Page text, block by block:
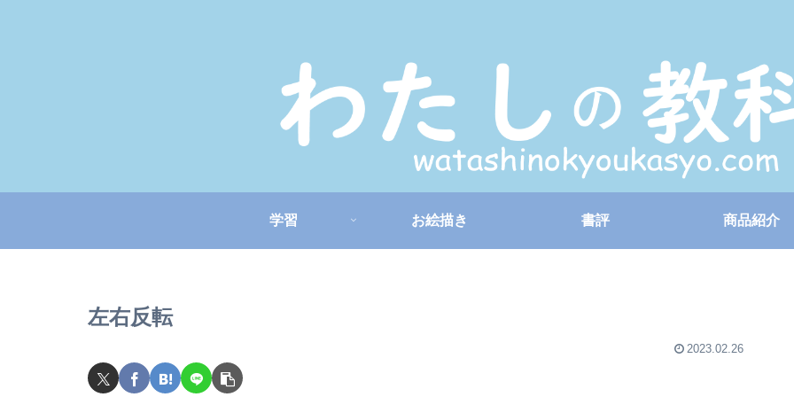
学習 お絵描き 書評 商品紹介
左右反転
2023.02.26